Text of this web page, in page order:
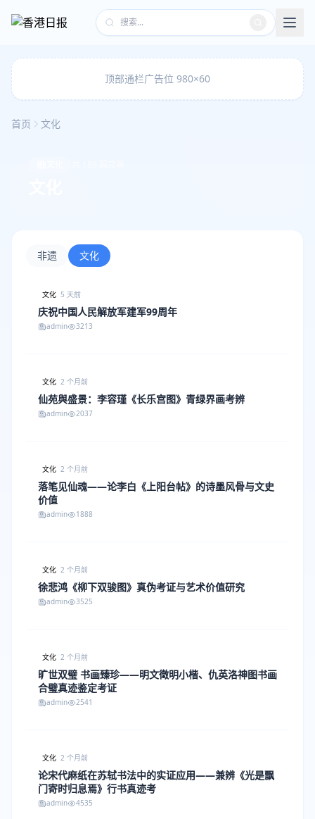
顶部通栏广告位 980×60
首页 文化
非遗 文化
文化 5 天前
庆祝中国人民解放军建军99周年
admin 3213
文化 2 个月前
仙苑與盛景：李容瑾《长乐宫图》青绿界画考辨
admin 2037
文化 2 个月前
落笔见仙魂——论李白《上阳台帖》的诗墨风骨与文史
价值
admin 1888
文化 2 个月前
徐悲鸿《柳下双骏图》真伪考证与艺术价值研究
admin 3525
文化 2 个月前
旷世双璧 书画臻珍——明文徵明小楷、仇英洛神图书画
合璧真迹鉴定考证
admin 2541
文化 2 个月前
论宋代麻纸在苏轼书法中的实证应用——兼辨《光是飘
门寄时归息焉》行书真迹考
admin 4535